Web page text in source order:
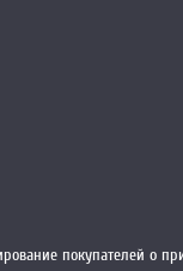
покупателей о